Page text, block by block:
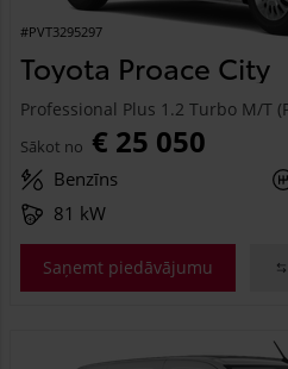
#PVT3295297
Toyota Proace City
Professional Plus 1.2 Turbo M/T
Sākot no € 25 050
Benzīns
81 kW
Saņemt piedāvājumu